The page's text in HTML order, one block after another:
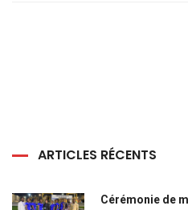
ARTICLES RÉCENTS
Cérémonie de